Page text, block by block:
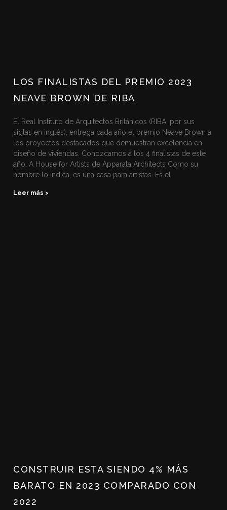
LOS FINALISTAS DEL PREMIO 2023
NEAVE BROWN DE RIBA
El Real Instituto de Arquitectos Británicos (RIBA, por sus
siglas en inglés), entrega cada año el premio Neave Brown a
los proyectos destacados que demuestran excelencia en
diseño de viviendas. Conozcamos a los 4 finalistas de este
año. A House for Artists de Apparata Architects Como su
nombre lo indica, es una casa para artistas. Es el
Leer más >
CONSTRUIR ESTA SIENDO 4% MÁS
BARATO EN 2023 COMPARADO CON
2022